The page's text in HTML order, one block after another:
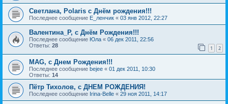
Светлана, Polaris с Днём рождения!!!
Последнее сообщение Е_ленчик « 03 янв 2012, 22:27
Валентина_Р, с Днём Рождения!!!
Последнее сообщение Юла « 06 дек 2011, 22:56
Ответы: 28 1 2
MAG, с Днем Рождения!!!
Последнее сообщение bejee « 01 дек 2011, 10:30
Ответы: 14
Пётр Тихолов, с ДНЕМ РОЖДЕНИЯ!
Последнее сообщение Irina-Belle « 29 ноя 2011, 14:17